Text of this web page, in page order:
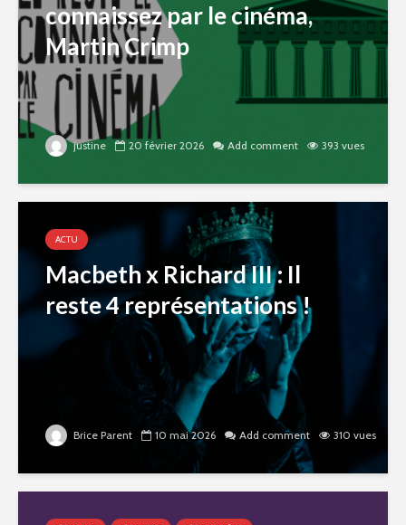
connaissez par le cinéma,
Martin Crimp
justine 20 février 2026 Add comment 393 vues
ACTU
Macbeth x Richard III : Il
reste 4 représentations !
Brice Parent 10 mai 2026 Add comment 310 vues